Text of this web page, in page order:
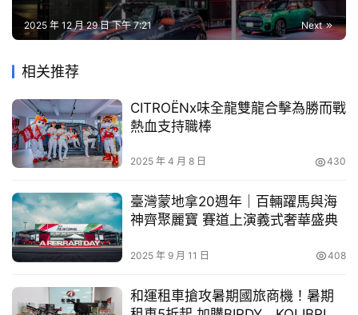
百
中
車
買
幫
幫
忙
Next
2025 年 12 月 29 日 下午 7:21
相关推荐
CITROËNx味全龍雙龍合擊為勝而戰
熱血支持職棒
2025 年 4 月 8 日 430
臺灣蒙地拿20週年｜百輛躍馬與海
神齊聚麗寶 賽道上演義式奢華盛典
2025 年 9 月 11 日 408
和運租車搶攻暑期國旅商機！暑期